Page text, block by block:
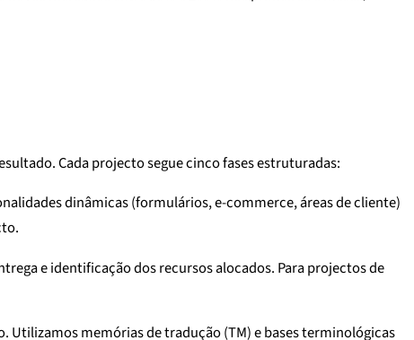
Cada projecto segue cinco fases estruturadas:
dinâmicas (formulários, e-commerce, áreas de cliente)
e identificação dos recursos alocados. Para projectos de
memórias de tradução (TM) e bases terminológicas